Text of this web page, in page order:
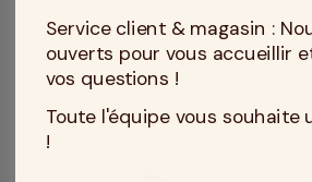
Service client & magasin :
ouverts pour vous accueillir
vos questions !
Toute l'équipe vous souhaite
!